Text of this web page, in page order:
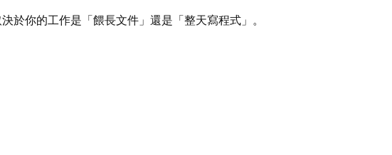
於你的工作是「餵長文件」還是「整天寫程式」。